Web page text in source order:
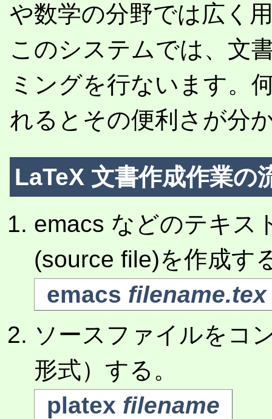
や数学の分野では広く
このシステムでは、文
ミングを行ないます。
れるとその便利さが分
LaTeX 文書作成作業の
emacs などのテキス
(source file)を作成す
emacs
ソースファイルをコ
形式）する。
platex filename